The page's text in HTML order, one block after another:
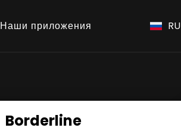
Наши приложения RU
Borderline